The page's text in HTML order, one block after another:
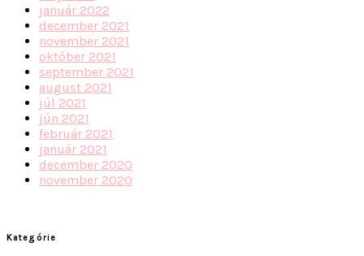
január 2022
december 2021
november 2021
október 2021
september 2021
august 2021
júl 2021
jún 2021
február 2021
január 2021
december 2020
november 2020
Kategórie